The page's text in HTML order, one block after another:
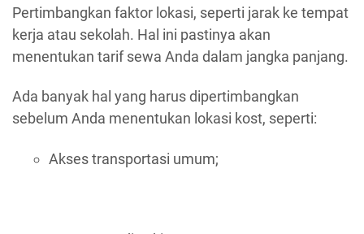
Pertimbangkan faktor lokasi, seperti jarak ke tempat
kerja atau sekolah. Hal ini pastinya akan
menentukan tarif sewa Anda dalam jangka panjang.
Ada banyak hal yang harus dipertimbangkan
sebelum Anda menentukan lokasi kost, seperti:
Akses transportasi umum;